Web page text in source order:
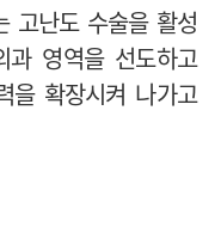
고난도 수술을 활성
과 영역을 선도하고
을 확장시켜 나가고